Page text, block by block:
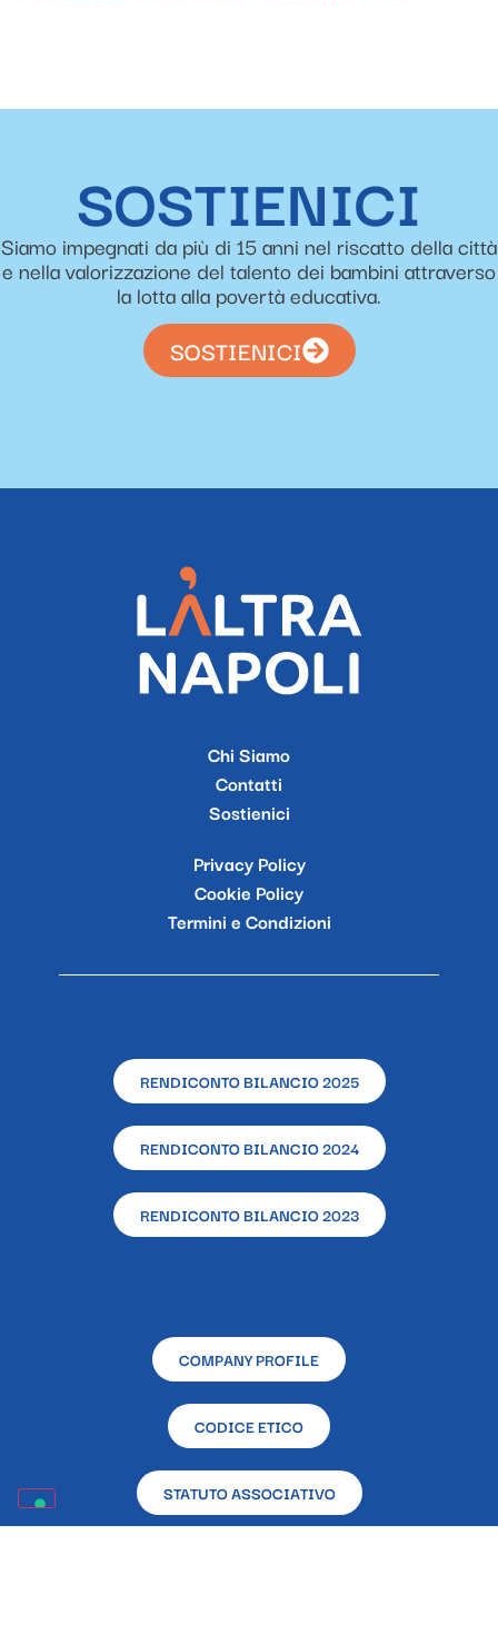
SOSTIENICI
Siamo impegnati da più di 15 anni nel riscatto della città
e nella valorizzazione del talento dei bambini attraverso
la lotta alla povertà educativa.
SOSTIENICI
Chi Siamo
Contatti
Sostienici
Privacy Policy
Cookie Policy
Termini e Condizioni
RENDICONTO BILANCIO 2025
RENDICONTO BILANCIO 2024
RENDICONTO BILANCIO 2023
COMPANY PROFILE
CODICE ETICO
STATUTO ASSOCIATIVO